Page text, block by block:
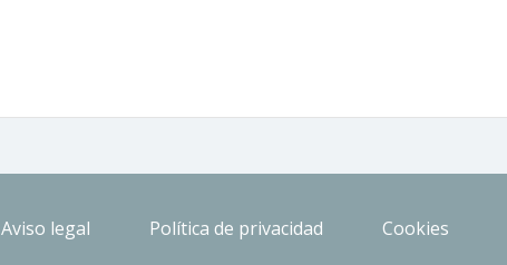
Aviso legal Política de privacidad Cookies